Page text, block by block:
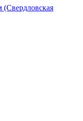
(Свердловская